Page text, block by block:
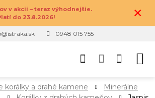
v akcii – teraz výhodnejšie.
do 23.8.2026!
×
0948 015 755
korálky a drahé kamene
Minerálne